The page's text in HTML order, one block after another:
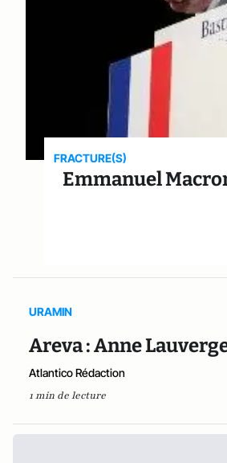
FRACTURE(S)
Emmanuel
URAMIN
Areva : Anne
Atlantico Rédaction
1 min de lecture